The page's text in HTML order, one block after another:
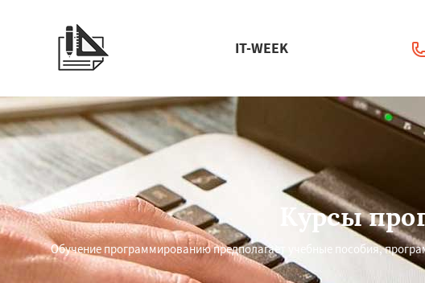
IT-WEEK
Курсы
Обучение программированию предполагает учебные пособия,